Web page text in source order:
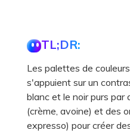
TL;DR:
Les palettes de
s'appuient sur un
blanc et le noir purs par
(crème, avoine) et des
expresso) pour créer